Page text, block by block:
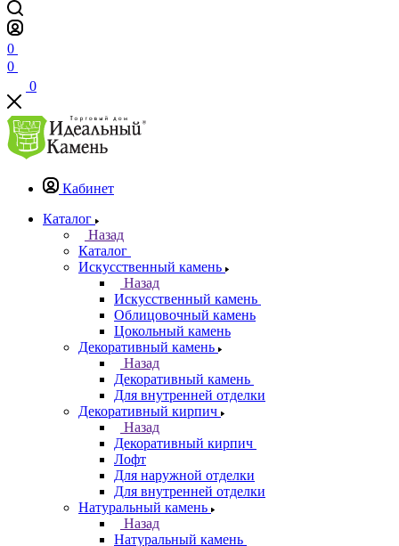
0
0
0
Кабинет
Каталог
Назад
Каталог
Искусственный камень
Назад
Искусственный камень
Облицовочный камень
Цокольный камень
Декоративный камень
Назад
Декоративный камень
Для внутренней отделки
Декоративный кирпич
Назад
Декоративный кирпич
Лофт
Для наружной отделки
Для внутренней отделки
Натуральный камень
Назад
Натуральный камень